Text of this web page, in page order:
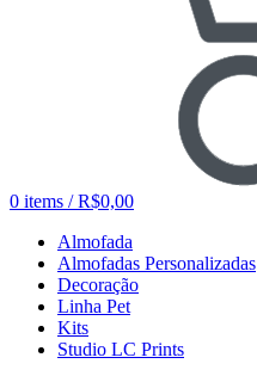
0 items / R$0,00
Almofada
Almofadas Personalizadas
Decoração
Linha Pet
Kits
Studio LC Prints